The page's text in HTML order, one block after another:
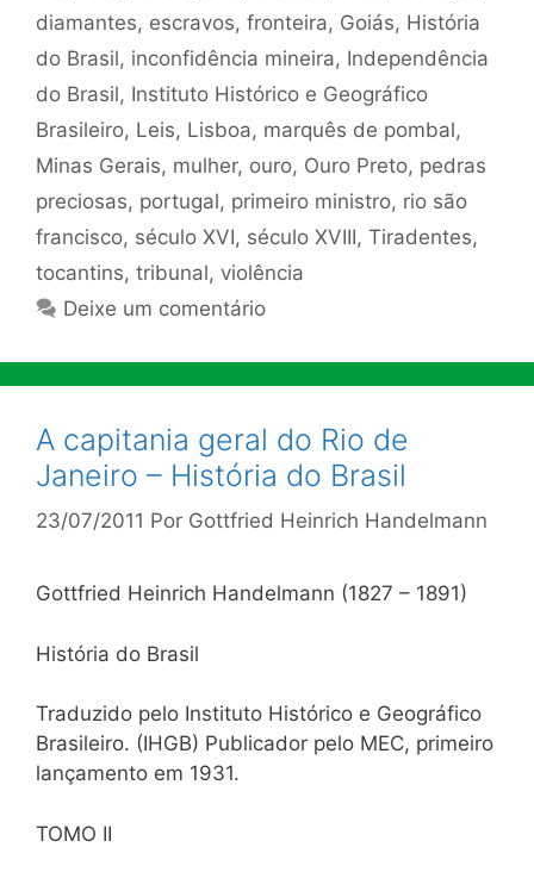
diamantes, escravos, fronteira, Goiás, História
do Brasil, inconfidência mineira, Independência
do Brasil, Instituto Histórico e Geográfico
Brasileiro, Leis, Lisboa, marquês de pombal,
Minas Gerais, mulher, ouro, Ouro Preto, pedras
preciosas, portugal, primeiro ministro, rio são
francisco, século XVI, século XVIII, Tiradentes,
tocantins, tribunal, violência
Deixe um comentário
A capitania geral do Rio de
Janeiro – História do Brasil
23/07/2011 Por Gottfried Heinrich Handelmann
Gottfried Heinrich Handelmann (1827 – 1891)
História do Brasil
Traduzido pelo Instituto Histórico e Geográfico
Brasileiro. (IHGB) Publicador pelo MEC, primeiro
lançamento em 1931.
TOMO II